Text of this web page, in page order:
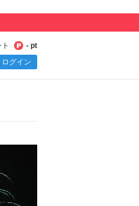
- pt
ログイン